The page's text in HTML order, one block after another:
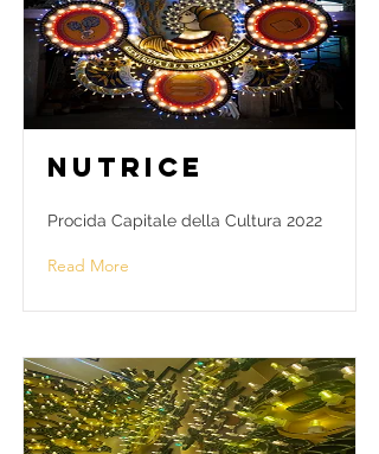
Nutrice
Procida Capitale della Cultura 2022
Read More